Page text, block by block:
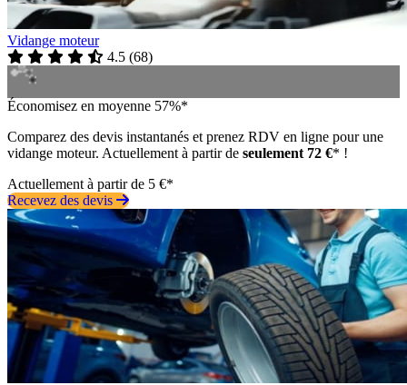
Vidange moteur
4.5 (68)
Économisez en moyenne 57%*
Comparez des devis instantanés et prenez RDV en ligne pour une
vidange moteur. Actuellement à partir de seulement 72 €* !
Actuellement à partir de 5 €*
Recevez des devis